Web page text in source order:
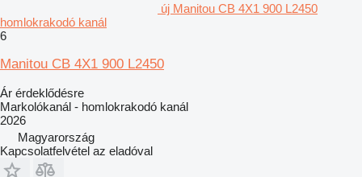
új Manitou CB 4X1 900 L2450
homlokrakodó kanál
6
Manitou CB 4X1 900 L2450
Ár érdeklődésre
Markolókanál - homlokrakodó kanál
2026
Magyarország
Kapcsolatfelvétel az eladóval